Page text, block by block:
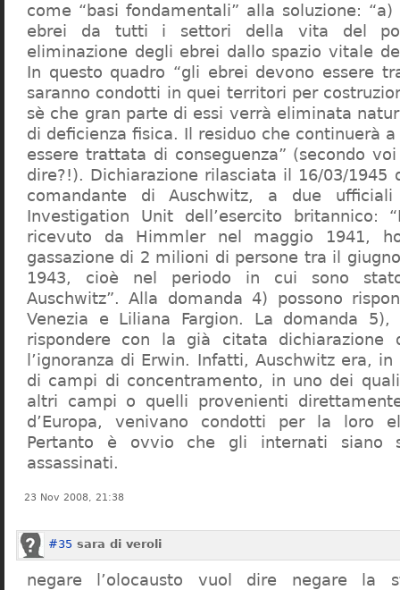
come “basi fondamentali” alla soluzione:
ebrei da tutti i settori della vita del
eliminazione degli ebrei dallo spazio vitale
In questo quadro “gli ebrei devono essere
saranno condotti in quei territori per
sè che gran parte di essi verrà eliminata
di deficienza fisica. Il residuo che continuerà
essere trattata di conseguenza” (secondo
dire?!). Dichiarazione rilasciata il 16/03/1945
comandante di Auschwitz, a due
Investigation Unit dell’esercito britannico:
ricevuto da Himmler nel maggio 1941,
gassazione di 2 milioni di persone tra il
1943, cioè nel periodo in cui sono
Auschwitz”. Alla domanda 4) possono
Venezia e Liliana Fargion. La domanda
rispondere con la già citata dichiarazione
l’ignoranza di Erwin. Infatti, Auschwitz era,
di campi di concentramento, in uno dei
altri campi o quelli provenienti
d’Europa, venivano condotti per la loro
Pertanto è ovvio che gli internati siano
assassinati.
23 Nov 2008, 21:38
#35 sara di veroli
negare l’olocausto vuol dire negare la